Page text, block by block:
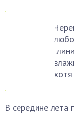
хотя
В середине лета